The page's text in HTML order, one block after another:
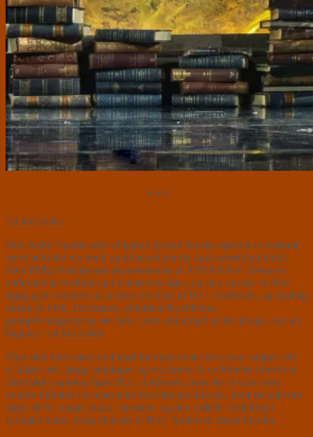
⭐⭐⭐
En kuriositet.
Den Jyske Operas serie af gamle glemte danske operaer er bestemt
værd at holde øje med, og niveauet har da også været højt hidtil.
Men Philip Kochheims iscenesættelse af RAVNEN er desværre
endt med at fordufte op i eventyrets tåger, og selv om der er flere
rigtig gode sangere på scenen, en tekst af H.C. Andersen, og nydelig
musik af J.P.E. Hartmann, så lykkes Kochheims
genoplivningsforsøg slet ikke, men ender med at stå tilbage som en
bagatel – en kuriositet.
Man skal være mere end glad for egne evner hvis man vælger selv
at tilføje ord, lange sætninger og recitativer til en libretto skrevet af
Danmarks nationaldigter H.C. Andersen, men det er ikke desto
mindre tilfældet i iscenesætter Kochheims tilfælde, hvor de talte ord
tager alt for meget plads i operaen, og den rodede fortælling i
forvejen bærer præg af at det er H.C. Andersen første libretto.